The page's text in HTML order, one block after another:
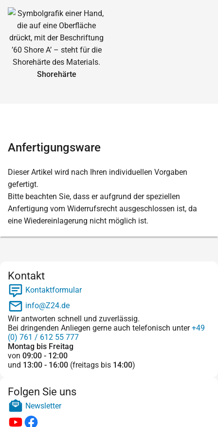
Shorehärte
Anfertigungsware
Dieser Artikel wird nach Ihren individuellen Vorgaben
gefertigt.
Bitte beachten Sie, dass er aufgrund der speziellen
Anfertigung vom Widerrufsrecht ausgeschlossen ist, da
eine Wiedereinlagerung nicht möglich ist.
Kontakt
Kontaktformular
info@Z24.de
Wir antworten schnell und zuverlässig.
Bei dringenden Anliegen gerne auch telefonisch unter+49
(0) 761 / 612 55 777
Montag bis Freitag
von 09:00 - 12:00
und 13:00 - 16:00 (freitags bis 14:00)
Folgen Sie uns
Newsletter